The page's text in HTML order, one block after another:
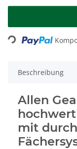
Loading...
Beschreibung
Allen
mit